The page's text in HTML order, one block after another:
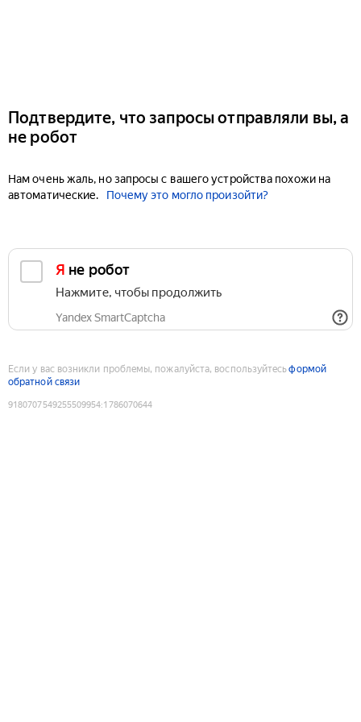
Подтвердите, что запросы отправляли вы, а
не робот
Нам очень жаль, но запросы с вашего устройства похожи на
автоматические.
Почему это могло произойти?
Я не робот
Нажмите, чтобы продолжить
Yandex SmartCaptcha
Если у вас возникли проблемы, пожалуйста, воспользуйтесьформой
обратной связи
9180707549255509954:1786070644